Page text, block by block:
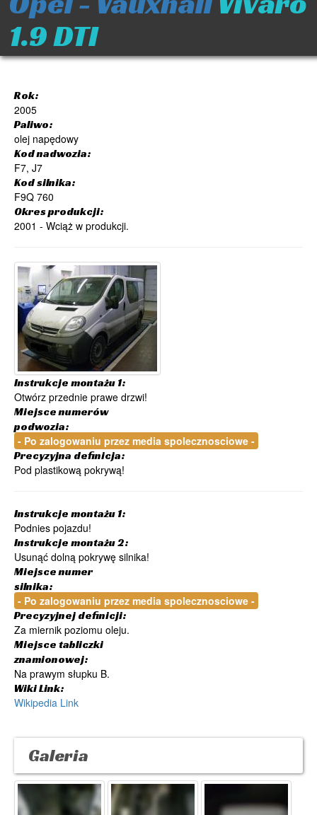
1.9 DTI
Rok:
2005
Paliwo:
olej napędowy
Kod nadwozia:
F7, J7
Kod silnika:
F9Q 760
Okres produkcji:
2001 - Wciąż w produkcji.
Instrukcje montażu 1:
Otwórz przednie prawe drzwi!
Miejsce numerów
podwozia:
- Po zalogowaniu przez media spolecznosciowe -
Precyzyjna definicja:
Pod plastikową pokrywą!
Instrukcje montażu 1:
Podnies pojazdu!
Instrukcje montażu 2:
Usunąć dolną pokrywę silnika!
Miejsce numer
silnika:
- Po zalogowaniu przez media spolecznosciowe -
Precyzyjnej definicji:
Za miernik poziomu oleju.
Miejsce tabliczki
znamionowej:
Na prawym słupku B.
Wiki Link:
Wikipedia Link
Galeria